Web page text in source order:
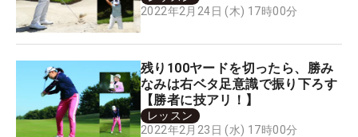
2022年2月24日 (木) 17時00分
残り100ヤードを切ったら、勝み
なみは右ベタ足意識で振り下ろす
【勝者に技アリ！】
レッスン
2022年2月23日 (水) 17時00分